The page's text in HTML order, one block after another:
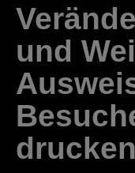
und
drucken